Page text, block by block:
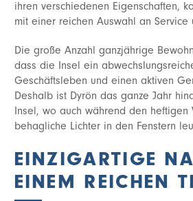
ihren verschiedenen Eigenschaften,
mit einer reichen Auswahl an Service
Die große Anzahl ganzjährige
dass die Insel ein
Geschäftsleben und einen aktiven
Deshalb ist Dyrön das ganze Jahr
Insel, wo auch während den heftigen
behagliche Lichter in den Fenstern
EINZIGARTIGE
EINEM REICHEN